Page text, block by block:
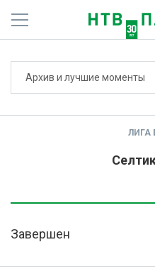
Архив и лучшие моменты
ЛИГА
Завершен